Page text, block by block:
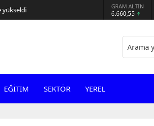
yükseldi GRAM ALTIN
6.660,55
EĞİTİM SEKTÖR YEREL